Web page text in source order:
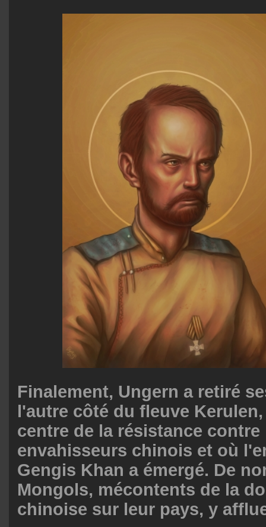
Finalement, Ungern a retiré
l'autre côté du fleuve
centre de la résistance contre
envahisseurs chinois et où
Gengis Khan a émergé. De
Mongols, mécontents de la
chinoise sur leur pays, y